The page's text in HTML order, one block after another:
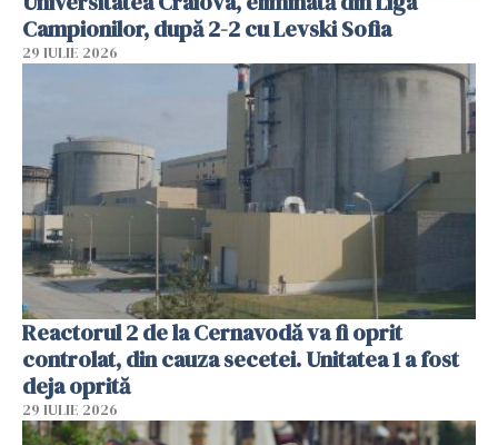
Campionilor, după 2-2 cu Levski Sofia
29 IULIE 2026
Reactorul 2 de la Cernavodă va fi oprit
controlat, din cauza secetei. Unitatea 1 a fost
deja oprită
29 IULIE 2026